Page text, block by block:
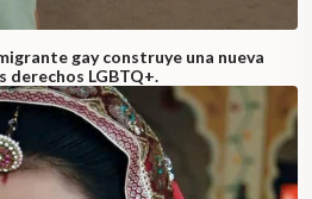
gay construye una nueva
derechos LGBTQ+.